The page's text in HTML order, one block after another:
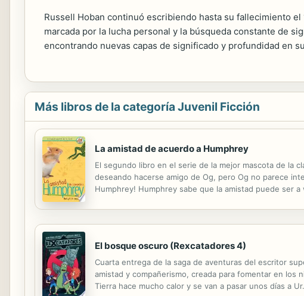
Russell Hoban continuó escribiendo hasta su fallecimiento
marcada por la lucha personal y la búsqueda constante de
encontrando nuevas capas de significado y profundidad en
Más libros de la categoría Juvenil Ficción
La amistad de acuerdo a Humphrey
El segundo libro en el serie de la mejor mascota de la
deseando hacerse amigo de Og, pero Og no parece
Humphrey! Humphrey sabe que la amistad puede ser
El bosque oscuro (Rexcatadores 4)
Cuarta entrega de la saga de aventuras del escritor
amistad y compañerismo, creada para fomentar en los
Tierra hace mucho calor y se van a pasar unos días a